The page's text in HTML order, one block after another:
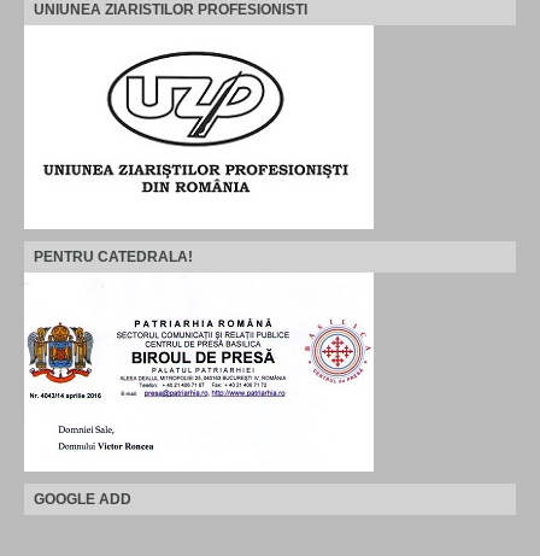
UNIUNEA ZIARISTILOR PROFESIONISTI
PENTRU CATEDRALA!
GOOGLE ADD